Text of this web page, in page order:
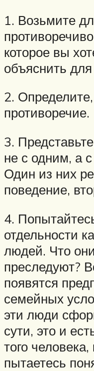
1. Возьмите
которое вы
объяснить для
2.
противоречие.
3.
не с одним, а
Один из них
поведение,
4.
отдельности
людей. Что
преследуют?
появятся
семейных
эти люди
сути, это и
того человека,
пытаетесь